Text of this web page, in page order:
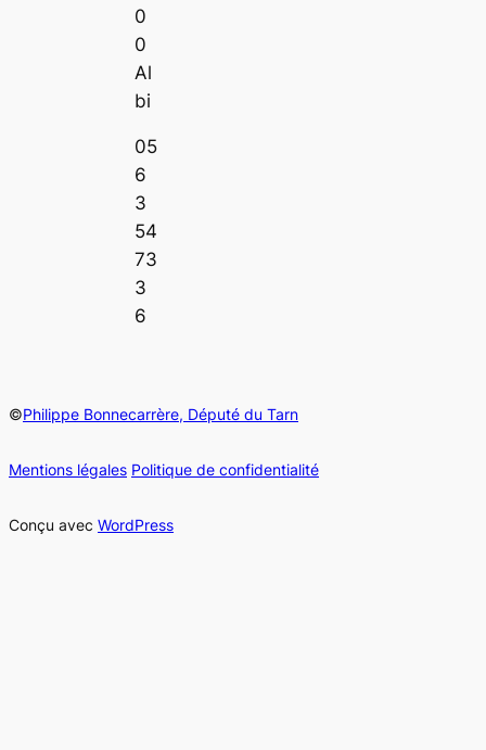
0
0
Al
bi
05
6
3
54
73
3
6
©Philippe Bonnecarrère, Député du Tarn
Mentions légales Politique de confidentialité
Conçu avec WordPress